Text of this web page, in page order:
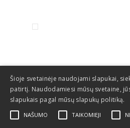
Šioje svetainėje naudojami slapukai,
patirtį. Naudodamiesi mūsų svetaine,
slapukais pagal mūsų slapukų politiką.
NAŠUMO TAIKOMIEJI